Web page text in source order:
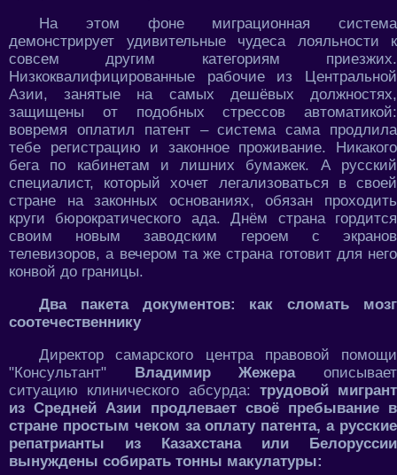
На этом фоне миграционная система
демонстрирует удивительные чудеса лояльности к
совсем другим категориям приезжих.
Низкоквалифицированные рабочие из Центральной
Азии, занятые на самых дешёвых должностях,
защищены от подобных стрессов автоматикой:
вовремя оплатил патент – система сама продлила
тебе регистрацию и законное проживание. Никакого
бега по кабинетам и лишних бумажек. А русский
специалист, который хочет легализоваться в своей
стране на законных основаниях, обязан проходить
круги бюрократического ада. Днём страна гордится
своим новым заводским героем с экранов
телевизоров, а вечером та же страна готовит для него
конвой до границы.
Два пакета документов: как сломать мозг
соотечественнику
Директор самарского центра правовой помощи
"Консультант" Владимир Жежераописывает
ситуацию клинического абсурда: трудовой мигрант
из Средней Азии продлевает своё пребывание в
стране простым чеком за оплату патента, а русские
репатрианты из Казахстана или Белоруссии
вынуждены собирать тонны макулатуры: